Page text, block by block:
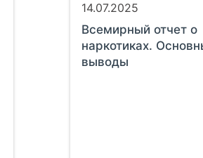
14.07.2025
Всемирный отчет о
наркотиках.
выводы